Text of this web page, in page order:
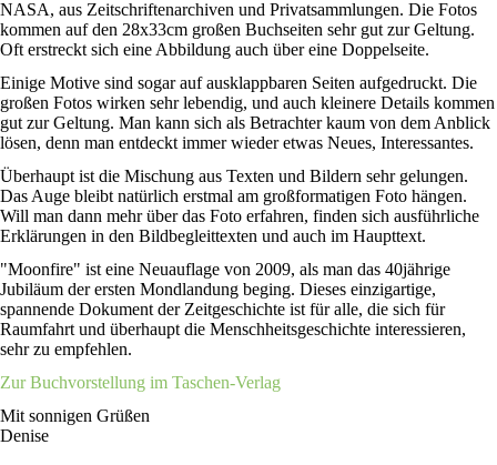
NASA, aus Zeitschriftenarchiven und Privatsammlungen. Die Fotos
kommen auf den 28x33cm großen Buchseiten sehr gut zur Geltung.
Oft erstreckt sich eine Abbildung auch über eine Doppelseite.
Einige Motive sind sogar auf ausklappbaren Seiten aufgedruckt. Die
großen Fotos wirken sehr lebendig, und auch kleinere Details kommen
gut zur Geltung. Man kann sich als Betrachter kaum von dem Anblick
lösen, denn man entdeckt immer wieder etwas Neues, Interessantes.
Überhaupt ist die Mischung aus Texten und Bildern sehr gelungen.
Das Auge bleibt natürlich erstmal am großformatigen Foto hängen.
Will man dann mehr über das Foto erfahren, finden sich ausführliche
Erklärungen in den Bildbegleittexten und auch im Haupttext.
"Moonfire" ist eine Neuauflage von 2009, als man das 40jährige
Jubiläum der ersten Mondlandung beging. Dieses einzigartige,
spannende Dokument der Zeitgeschichte ist für alle, die sich für
Raumfahrt und überhaupt die Menschheitsgeschichte interessieren,
sehr zu empfehlen.
Zur Buchvorstellung im Taschen-Verlag
Mit sonnigen Grüßen
Denise